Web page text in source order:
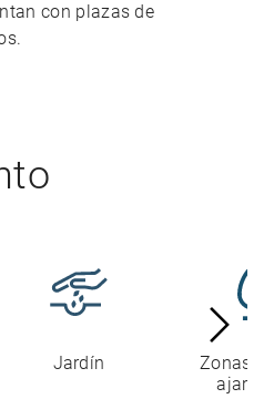
con plazas de
Jardín
Zonas